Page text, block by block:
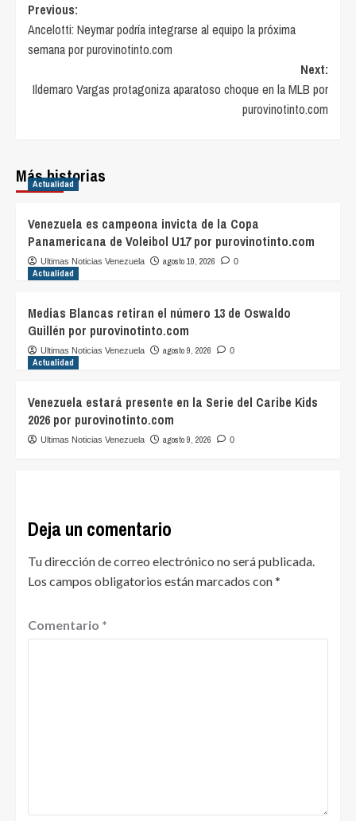
Post
navigation
Previous:
Ancelotti: Neymar podría integrarse al equipo la próxima
semana por purovinotinto.com
Next:
Ildemaro Vargas protagoniza aparatoso choque en la MLB por
purovinotinto.com
Más historias
Actualidad
Venezuela es campeona invicta de la Copa
Panamericana de Voleibol U17 por purovinotinto.com
Ultimas Noticias Venezuela agosto 10, 2026 0
Actualidad
Medias Blancas retiran el número 13 de Oswaldo
Guillén por purovinotinto.com
Ultimas Noticias Venezuela agosto 9, 2026 0
Actualidad
Venezuela estará presente en la Serie del Caribe Kids
2026 por purovinotinto.com
Ultimas Noticias Venezuela agosto 9, 2026 0
Deja un comentario
Tu dirección de correo electrónico no será publicada.
Los campos obligatorios están marcados con*
Comentario *